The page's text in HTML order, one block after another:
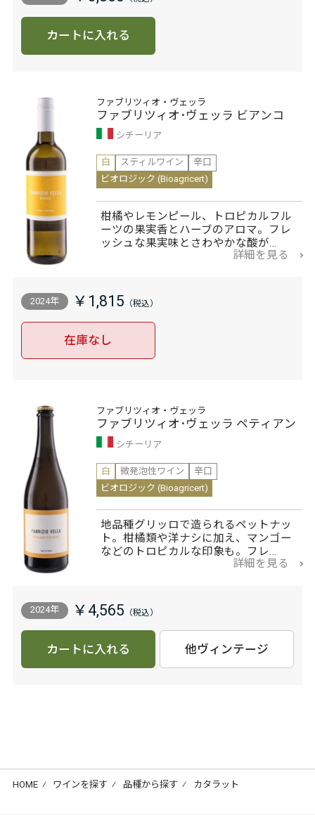
カートに入れる
ファブリツィオ・ヴェッラ
ファブリツィオ･ヴェッラ ビアンコ
シチーリア
白
スティルワイン
辛口
ビオロジック (Bioagricert)
柑橘やレモンピール、トロピカルフル
ーツの果実香とハーブのアロマ。フレ
ッシュな果実味とさわやかな酸が…
詳細を見る
2024年 ￥1,815
在庫なし
ファブリツィオ・ヴェッラ
ファブリツィオ･ヴェッラ ペティアン
シチーリア
白
微発泡性ワイン
辛口
ビオロジック (Bioagricert)
地品種グリッロで造られるペットナッ
ト。柑橘類や洋ナシに加え、マンゴー
などのトロピカルな印象も。フレ…
詳細を見る
2024年 ￥4,565
カートに入れる 他ヴィンテージ
HOME ⁄ ワインを探す ⁄ 品種から探す ⁄ カタラット